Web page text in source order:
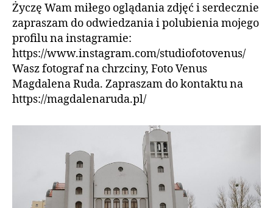
Życzę Wam miłego oglądania zdjęć i serdecznie
zapraszam do odwiedzania i polubienia mojego
profilu na instagramie:
https://www.instagram.com/studiofotovenus/
Wasz fotograf na chrzciny, Foto Venus
Magdalena Ruda. Zapraszam do kontaktu na
https://magdalenaruda.pl/